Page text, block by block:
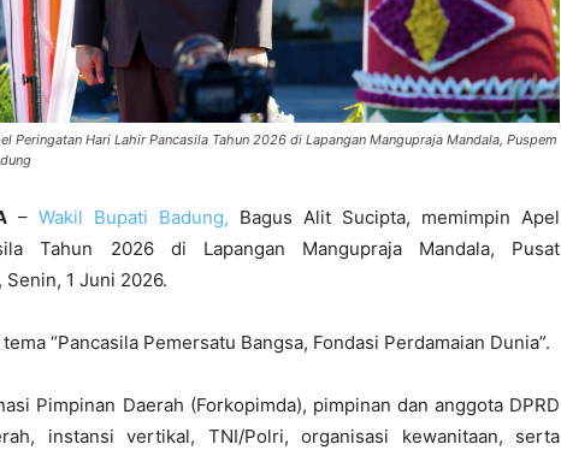
Peringatan Hari Lahir Pancasila Tahun 2026 di Lapangan Mangupraja Mandala, Puspem
– Wakil Bupati Badung, Bagus Alit Sucipta, memimpin Apel
Tahun 2026 di Lapangan Mangupraja Mandala, Pusat
1 Juni 2026.
“Pancasila Pemersatu Bangsa, Fondasi Perdamaian Dunia”.
Pimpinan Daerah (Forkopimda), pimpinan dan anggota DPRD
instansi vertikal, TNI/Polri, organisasi kewanitaan, serta